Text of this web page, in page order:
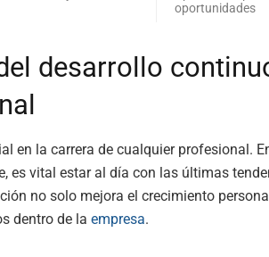
oportunidades
desarrollo
en la carrera de cualquier profesional.
es vital estar al día con las últimas
no solo mejora el crecimiento
dentro de la empresa.